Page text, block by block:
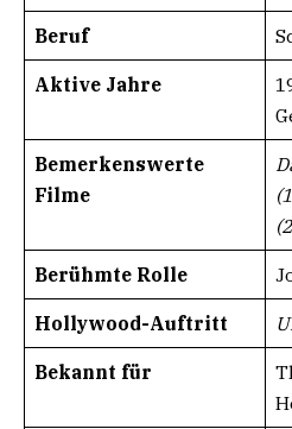
Beruf
Aktive Jahre
Bemerkenswerte
Filme
Berühmte Rolle
Hollywood-Auftritt
Bekannt für